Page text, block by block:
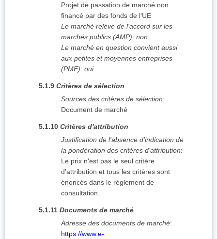
Projet de passation de marché non
financé par des fonds de l'UE
Le marché relève de l'accord sur les
marchés publics (AMP): non
Le marché en question convient aussi
aux petites et moyennes entreprises
(PME): oui
5.1.9 Critères de sélection
Sources des critères de sélection:
Document de marché
5.1.10 Critères d'attribution
Justification de l'absence d'indication de
la pondération des critères d'attribution:
Le prix n'est pas le seul critère
d'attribution et tous les critères sont
énoncés dans le règlement de
consultation.
5.1.11 Documents de marché
Adresse des documents de marché:
https://www.e-